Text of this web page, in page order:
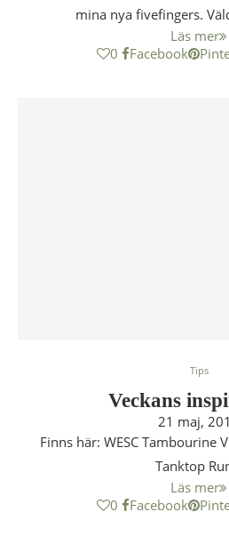
mina nya fivefingers.
Läs mer
0
Facebook
Tips
Veckans
21 maj,
Finns här: WESC Tambourine
Tanktop
Läs mer
0
Facebook